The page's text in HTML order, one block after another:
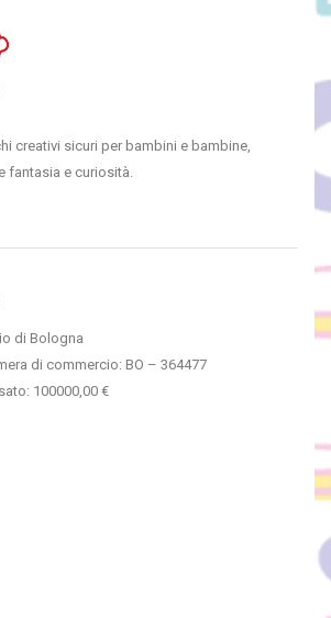
creativi sicuri per bambini e bambine,
fantasia e curiosità.
di Bologna
di commercio: BO – 364477
100000,00 €